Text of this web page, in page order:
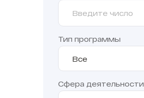
Тип программы
Все
Сфера деятельности